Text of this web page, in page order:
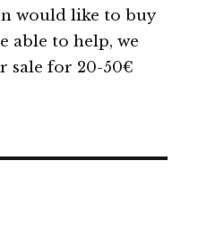
would like to buy
able to help, we
sale for 20-50€